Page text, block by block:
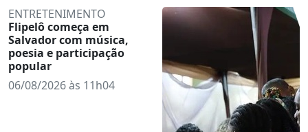
ENTRETENIMENTO
Flipelô começa em
Salvador com música,
poesia e participação
popular
06/08/2026 às 11h04